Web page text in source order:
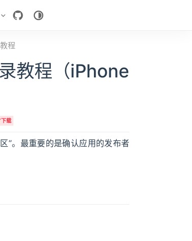
程
教程（iPhone
载
”。最重要的是确认应用的发布者